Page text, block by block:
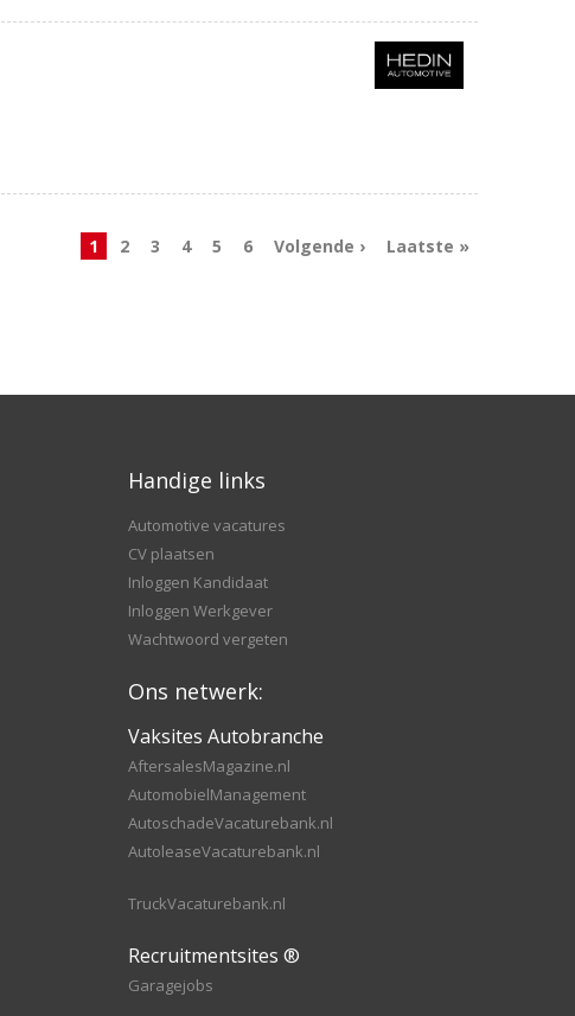
1 2 3 4 5 6 Volgende › Laatste »
Handige links
Automotive vacatures
CV plaatsen
Inloggen Kandidaat
Inloggen Werkgever
Wachtwoord vergeten
Ons netwerk:
Vaksites Autobranche
AftersalesMagazine.nl
AutomobielManagement
AutoschadeVacaturebank.nl
AutoleaseVacaturebank.nl
TruckVacaturebank.nl
Recruitmentsites ®
Garagejobs